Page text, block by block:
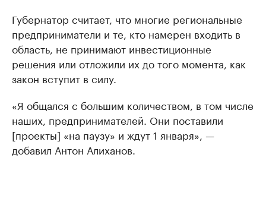
Губернатор считает, что многие региональные
предприниматели и те, кто намерен входить в
область, не принимают инвестиционные
решения или отложили их до того момента, как
закон вступит в силу.
«Я общался с большим количеством, в том числе
наших, предпринимателей. Они поставили
[проекты] «на паузу» и ждут 1 января», —
добавил Антон Алиханов.